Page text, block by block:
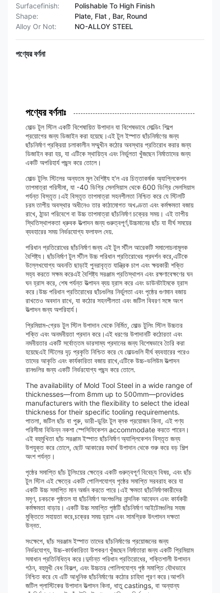
Surfacefinish:
Polishable To High Finish
Shape:
Plate, Flat , Bar, Round
Alloy Or Not:
NO-ALLOY STEEL
পণ্যের বর্ণনা
পণ্যের বর্ণনাঃ
মোল্ড টুল স্টিল একটি বিশেষায়িত উপাদান যা বিশেষভাবে মোল্ডিং শিল্পে
প্রয়োগের জন্য ডিজাইন করা হয়েছে।এই টুল ইস্পাত ছাঁচনির্মাণের জন্য
ছাঁচনির্মাণ প্রক্রিয়া চলাকালীন সম্মুখীন কঠোর অবস্থার প্রতিরোধ করার জন্য
ডিজাইন করা হয়, যা এটিকে স্থায়িত্ব এবং নির্ভুলতা খুঁজছেন নির্মাতাদের জন্য
একটি অপরিহার্য পছন্দ করে তোলে।
মোল্ড টুলিং স্টিলের অন্যতম মূল বৈশিষ্ট্য হ'ল এর চিত্তাকর্ষক অ্যাপ্লিকেশন
তাপমাত্রা পরিসীমা, যা -40 ডিগ্রি সেলসিয়াস থেকে 600 ডিগ্রি সেলসিয়াস
পর্যন্ত বিস্তৃত।এই বিস্তৃত তাপমাত্রা সহনশীলতা নিশ্চিত করে যে স্টিলটি
চরম তাপীয় অবস্থার অধীনেও তার কাঠামোগত অখণ্ডতা এবং কর্মক্ষমতা বজায়
রাখে, ঠান্ডা পরিবেশে বা উচ্চ তাপমাত্রা ছাঁচনির্মাণ চক্রের সময়। এই তাপীয়
স্থিতিস্থাপকতা ধ্রুবক উত্পাদন জন্য গুরুত্বপূর্ণ,উচ্চমানের ছাঁচ যা দীর্ঘ সময়ের
ব্যবহারের সময় নির্ভরযোগ্য ফলাফল দেয়.
পরিধান প্রতিরোধের ছাঁচনির্মাণ জন্য এই টুল স্টীল আরেকটি সমালোচনামূলক
বৈশিষ্ট্য। ছাঁচনির্মাণ টুল স্টীল উচ্চ পরিধান প্রতিরোধের প্রদর্শন করে,এটিকে
উল্লেখযোগ্য অবনতি ছাড়াই পুনরাবৃত্ত যান্ত্রিক চাপ এবং ক্ষয়কারী শক্তি
সহ্য করতে সক্ষম করেএই বৈশিষ্ট্য সরঞ্জাম প্রতিস্থাপন এবং রক্ষণাবেক্ষণের ঘন
ঘন হ্রাস করে, শেষ পর্যন্ত উত্পাদন ব্যয় হ্রাস করে এবং ডাউনটাইমকে হ্রাস
করে।উচ্চ পরিধান প্রতিরোধের ছাঁচগুলির নির্ভুলতা এবং পৃষ্ঠের গুণমান বজায়
রাখতেও অবদান রাখে, যা কঠোর সহনশীলতা এবং জটিল বিবরণ সঙ্গে অংশ
উত্পাদন জন্য অপরিহার্য।
প্রিমিয়াম-গ্রেড টুল স্টিল উপাদান থেকে নির্মিত, মোল্ড টুলিং স্টিল উচ্চতর
শক্তি এবং অনমনীয়তা প্রদান করে।এই ধরণের উপাদানটি কঠোরতা এবং
নমনীয়তার একটি সর্বোত্তম ভারসাম্য প্রদানের জন্য বিশেষভাবে তৈরি করা
হয়েছেএই স্টিলের দৃঢ় প্রকৃতি নিশ্চিত করে যে মোল্ডগুলি দীর্ঘ ব্যবহারের পরেও
তাদের আকৃতি এবং কার্যকারিতা বজায় রাখে,এটিকে উচ্চ-ভলিউম উত্পাদন
রানগুলির জন্য একটি নির্ভরযোগ্য পছন্দ করে তোলে.
The availability of Mold Tool Steel in a wide range of
thicknesses—from 8mm up to 500mm—provides
manufacturers with the flexibility to select the ideal
thickness for their specific tooling requirements.
পাতলা, জটিল ছাঁচ বা পুরু, ভারী-ডুয়িং টুল ব্লক প্রয়োজন কিনা, এই পণ্য
পরিসীমা বিভিন্ন নকশা স্পেসিফিকেশন accommodate করতে পারেন।
এই বহুমুখিতা ছাঁচ সরঞ্জাম ইস্পাত ছাঁচনির্মাণ অ্যাপ্লিকেশন বিস্তৃত জন্য
উপযুক্ত করে তোলে, ছোট আকারের যথার্থ উপাদান থেকে শুরু করে বড় শিল্প
অংশ পর্যন্ত।
পৃষ্ঠের সমাপ্তি ছাঁচ টুলিংয়ের ক্ষেত্রে একটি গুরুত্বপূর্ণ বিবেচ্য বিষয়, এবং ছাঁচ
টুল স্টিল এই ক্ষেত্রে একটি পোলিশযোগ্য পৃষ্ঠের সমাপ্তি সরবরাহ করে যা
একটি উচ্চ সমাপ্তি মান অর্জন করতে পারে।এই ক্ষমতা ছাঁচনির্মাণকারীদের
মসৃণ, চকচকে পৃষ্ঠতল যা ছাঁচনির্মাণ অংশগুলির নান্দনিক আবেদন এবং কার্যকরী
কর্মক্ষমতা বাড়ায়। একটি উচ্চ সমাপ্তি পৃষ্ঠটি ছাঁচনির্মাণ আইটেমগুলির সহজ
মুক্তিতে সহায়তা করে,চক্রের সময় হ্রাস এবং সামগ্রিক উৎপাদন দক্ষতা
উন্নত.
সংক্ষেপে, ছাঁচ সরঞ্জাম ইস্পাত তাদের ছাঁচনির্মাণের প্রয়োজনের জন্য
নির্ভরযোগ্য, উচ্চ-কার্যকারিতা উপকরণ খুঁজছেন নির্মাতারা জন্য একটি প্রিমিয়াম
সমাধান প্রতিনিধিত্ব করে।দুর্দান্ত পরিধান প্রতিরোধের, শক্তিশালী উপাদান
গঠন, বহুমুখী বেধ বিকল্প, এবং উচ্চতর পোলিশযোগ্য পৃষ্ঠ সমাপ্তি যৌথভাবে
নিশ্চিত করে যে এটি আধুনিক ছাঁচনির্মাণের কঠোর চাহিদা পূরণ করে।আপনি
জটিল প্লাস্টিকের উপাদান উত্পাদন কিনা, ধাতু castings, বা অন্যান্য